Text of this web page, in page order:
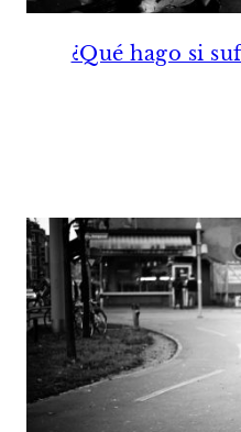
¿Qué hago si